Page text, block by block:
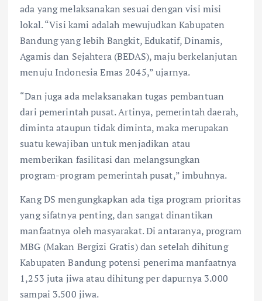
ada yang melaksanakan sesuai dengan visi misi
lokal. “Visi kami adalah mewujudkan Kabupaten
Bandung yang lebih Bangkit, Edukatif, Dinamis,
Agamis dan Sejahtera (BEDAS), maju berkelanjutan
menuju Indonesia Emas 2045,” ujarnya.
“Dan juga ada melaksanakan tugas pembantuan
dari pemerintah pusat. Artinya, pemerintah daerah,
diminta ataupun tidak diminta, maka merupakan
suatu kewajiban untuk menjadikan atau
memberikan fasilitasi dan melangsungkan
program-program pemerintah pusat,” imbuhnya.
Kang DS mengungkapkan ada tiga program prioritas
yang sifatnya penting, dan sangat dinantikan
manfaatnya oleh masyarakat. Di antaranya, program
MBG (Makan Bergizi Gratis) dan setelah dihitung
Kabupaten Bandung potensi penerima manfaatnya
1,253 juta jiwa atau dihitung per dapurnya 3.000
sampai 3.500 jiwa.